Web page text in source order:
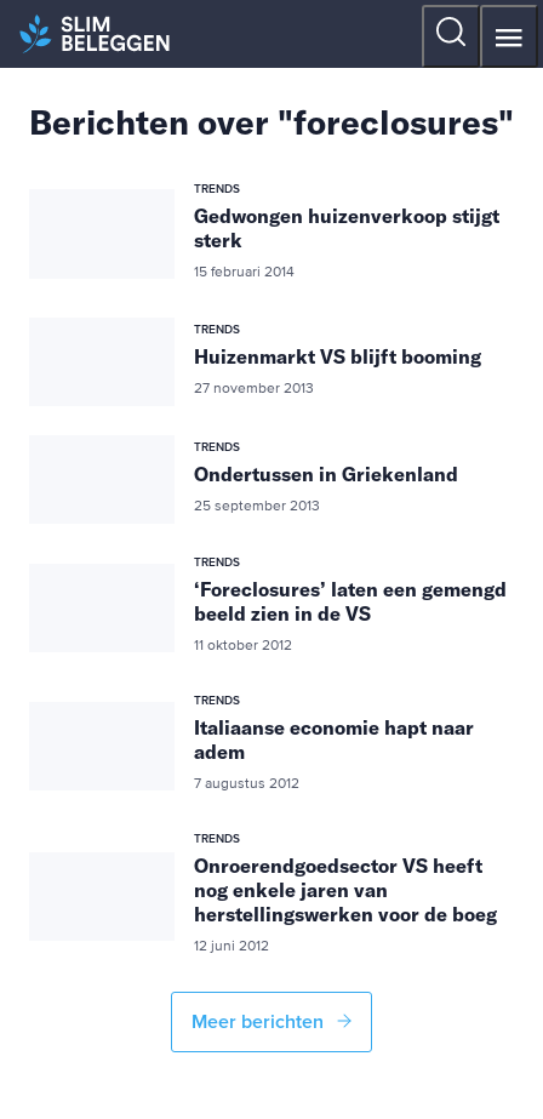
Berichten over "foreclosures"
TRENDS
Gedwongen huizenverkoop stijgt
sterk
15 februari 2014
TRENDS
Huizenmarkt VS blijft booming
27 november 2013
TRENDS
Ondertussen in Griekenland
25 september 2013
TRENDS
‘Foreclosures’ laten een gemengd
beeld zien in de VS
11 oktober 2012
TRENDS
Italiaanse economie hapt naar
adem
7 augustus 2012
TRENDS
Onroerendgoedsector VS heeft
nog enkele jaren van
herstellingswerken voor de boeg
12 juni 2012
Meer berichten